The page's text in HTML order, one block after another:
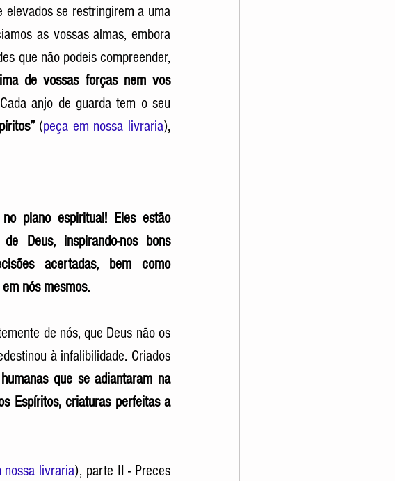
elevados se restringirem a uma
as vossas almas, embora
que não podeis compreender,
de vossas forças nem vos
anjo de guarda tem o seu
(peça em nossa livraria),
plano espiritual! Eles estão
Deus, inspirando-nos bons
acertadas, bem como
nós mesmos.
de nós, que Deus não os
à infalibilidade. Criados
que se adiantaram na
Espíritos, criaturas perfeitas a
nossa livraria), parte II - Preces